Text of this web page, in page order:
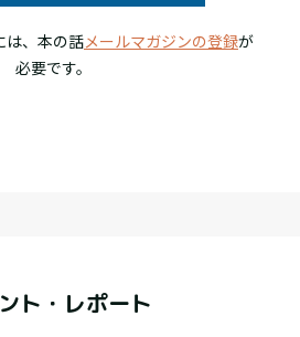
は、本の話メールマガジンの登録が
必要です。
ト・レポート